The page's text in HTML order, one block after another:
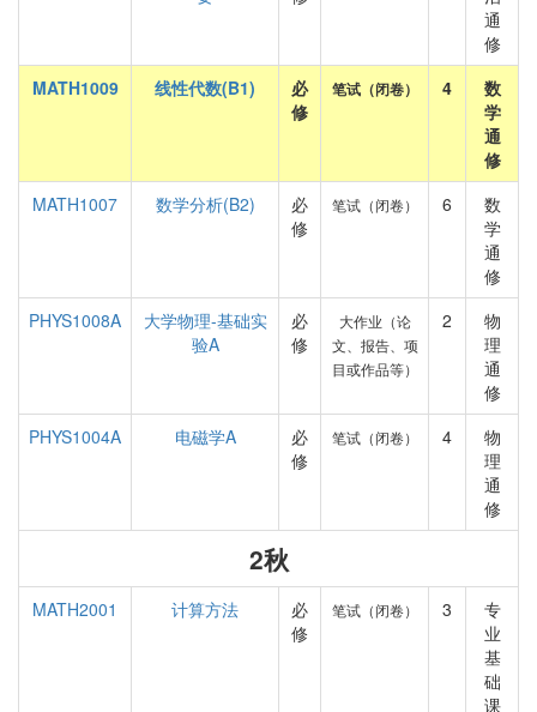
通
修
MATH1009
线性代数(B1)
必
修
笔试（闭卷） 4
数
学
通
修
MATH1007
数学分析(B2)
必
修
笔试（闭卷） 6
数
学
通
修
PHYS1008A
大学物理-基础实
验A
必
修
大作业（论
文、报告、项
目或作品等）
2
物
理
通
修
PHYS1004A
电磁学A
必
修
笔试（闭卷） 4
物
理
通
修
2秋
MATH2001 计算方法
必
修
笔试（闭卷） 3
专
业
基
础
课